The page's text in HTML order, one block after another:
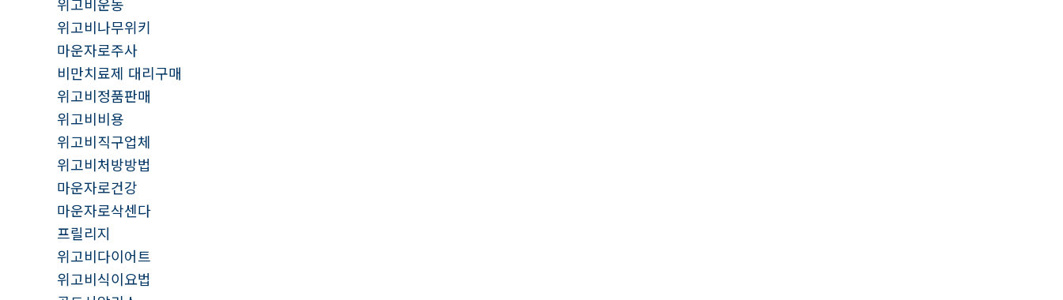
위고비나무위키
마운자로주사
비만치료제 대리구매
위고비정품판매
위고비비용
위고비직구업체
위고비처방방법
마운자로건강
마운자로삭센다
프릴리지
위고비다이어트
위고비식이요법